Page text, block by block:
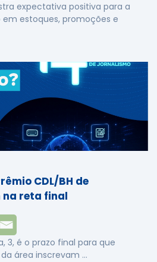
expectativa positiva para a
estoques, promoções e
CDL/BH de
reta final
3, é o prazo final para que
área inscrevam …